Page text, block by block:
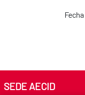
SEDE AECID